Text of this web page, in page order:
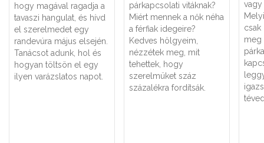
hogy magával ragadja a
tavaszi hangulat, és hívd
el szerelmedet egy
randevúra május elsején.
Tanácsot adunk, hol és
hogyan töltsön el egy
ilyen varázslatos napot.
párkapcsolati vitáknak?
Miért mennek a nők néha
a férfiak idegeire?
Kedves hölgyeim,
nézzétek meg, mit
tehettek, hogy
szerelmüket száz
százalékra fordítsák.
vagy
csak
meg